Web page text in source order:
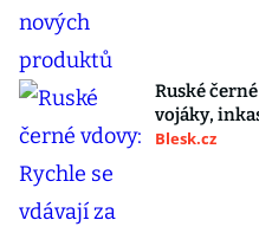
Ruské
vojáky,
Blesk.cz